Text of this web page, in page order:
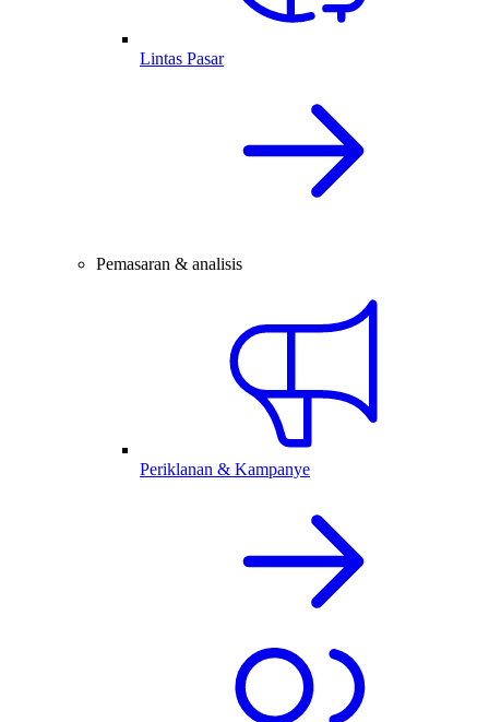
Lintas Pasar
Pemasaran & analisis
Periklanan & Kampanye